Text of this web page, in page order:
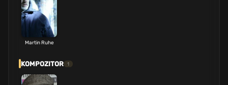
Martin Ruhe
KOMPOZITOR 1